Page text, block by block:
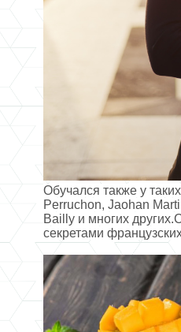
Обучался также у
Perruchon, Jaohan
Bailly и многих
секретами